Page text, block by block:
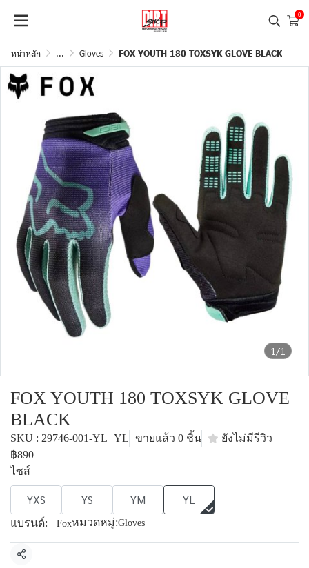
0
หน้าหลัก ... Gloves FOX YOUTH 180 TOXSYK GLOVE BLACK
1/1
FOX YOUTH 180 TOXSYK GLOVE
BLACK
SKU : 29746-001-YL YL ขายแล้ว 0 ชิ้น
ยังไม่มีรีวิว
฿890
ไซส์
YXS YS YM YL
แบรนด์: Foxหมวดหมู่:Gloves
แชร์